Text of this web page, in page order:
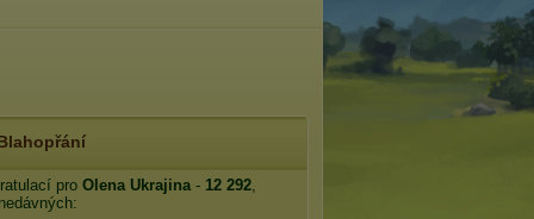
pro Olena Ukrajina- 12 292,